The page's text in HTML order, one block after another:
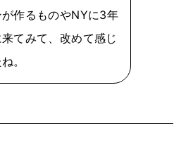
が作るものやNYに3年
てみて、改めて感じ
。